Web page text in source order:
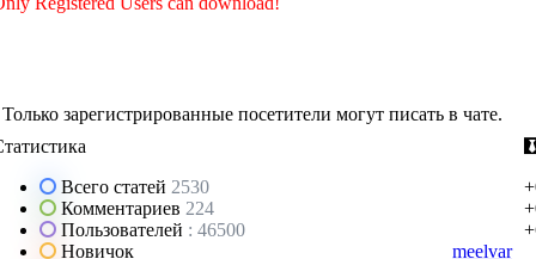
Только зарегистрированные посетители могут писать в чате.
Всего статей 2530
Комментариев 224
Пользователей : 46500
Новичок
meelvar